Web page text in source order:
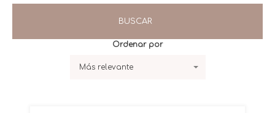
BUSCAR
Más relevante